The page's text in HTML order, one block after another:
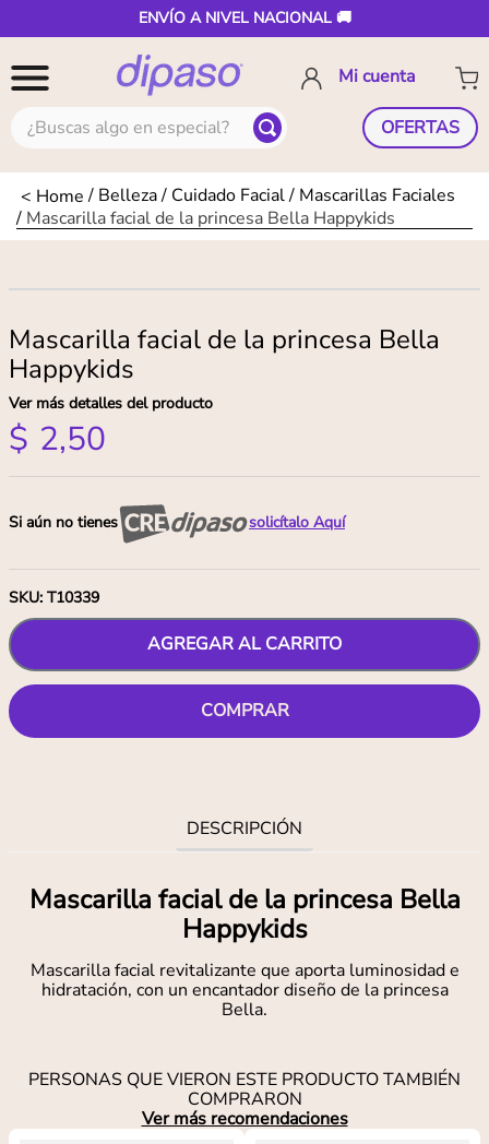
ENVÍO A NIVEL NACIONAL 🚚
¿Buscas algo en especial? OFERTAS
Belleza Cuidado Facial
Mascarillas Faciales
Mascarilla facial de la princesa Bella Happykids
Mascarilla facial de la princesa Bella
Happykids
Ver más detalles del producto
$ 2,50
Si aún no tienes solicítalo Aquí
SKU: T10339
AGREGAR AL CARRITO
COMPRAR
DESCRIPCIÓN
Mascarilla facial de la princesa Bella
Happykids
Mascarilla facial revitalizante que aporta luminosidad e
hidratación, con un encantador diseño de la princesa
Bella.
PERSONAS QUE VIERON ESTE PRODUCTO TAMBIÉN
COMPRARON
Ver más recomendaciones